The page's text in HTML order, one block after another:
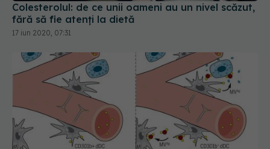
Colesterolul: de ce unii oameni au un nivel scăzut,
fără să fie atenți la dietă
17 iun 2020, 07:31